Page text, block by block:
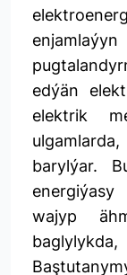
edýän
elektrik
barylýar.
wajyp